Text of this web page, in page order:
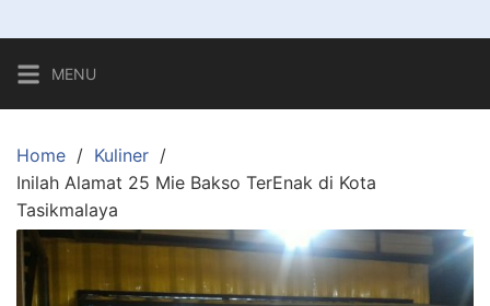
MENU
Home
Kuliner
Inilah Alamat 25 Mie Bakso TerEnak di Kota
Tasikmalaya